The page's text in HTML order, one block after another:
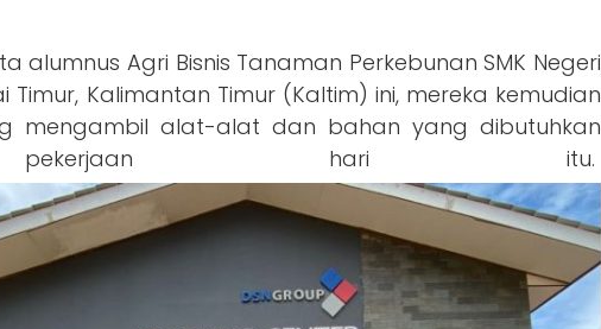
alumnus Agri Bisnis Tanaman Perkebunan SMK Negeri
Timur, Kalimantan Timur (Kaltim) ini, mereka kemudian
mengambil alat-alat dan bahan yang dibutuhkan
hari itu.